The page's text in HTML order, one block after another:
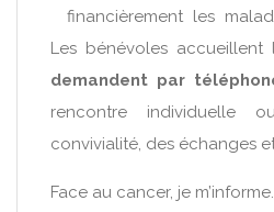
financièrement les
Les bénévoles
demandent par
rencontre individuelle
convivialité, des échanges
Face au cancer, je